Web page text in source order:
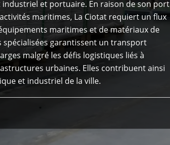
et portuaire. En raison de son port
maritimes, La Ciotat requiert un flux
maritimes et de matériaux de
garantissent un transport
malgré les défis logistiques liés à
urbaines. Elles contribuent ainsi
et industriel de la ville.